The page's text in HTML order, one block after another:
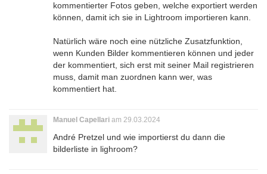
kommentierter Fotos geben, welche exportiert werden
können, damit ich sie in Lightroom importieren kann.
Natürlich wäre noch eine nützliche Zusatzfunktion,
wenn Kunden Bilder kommentieren können und jeder
der kommentiert, sich erst mit seiner Mail registrieren
muss, damit man zuordnen kann wer, was
kommentiert hat.
Manuel Capellari am 29.03.2024
André Pretzel und wie importierst du dann die
bilderliste in lighroom?